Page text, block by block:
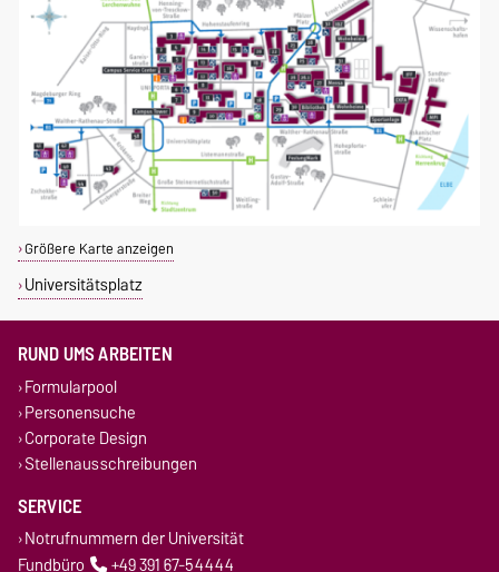
Größere Karte anzeigen
Universitätsplatz
RUND UMS ARBEITEN
Formularpool
Personensuche
Corporate Design
Stellenausschreibungen
SERVICE
Notrufnummern der Universität
Fundbüro
+49 391 67-54444